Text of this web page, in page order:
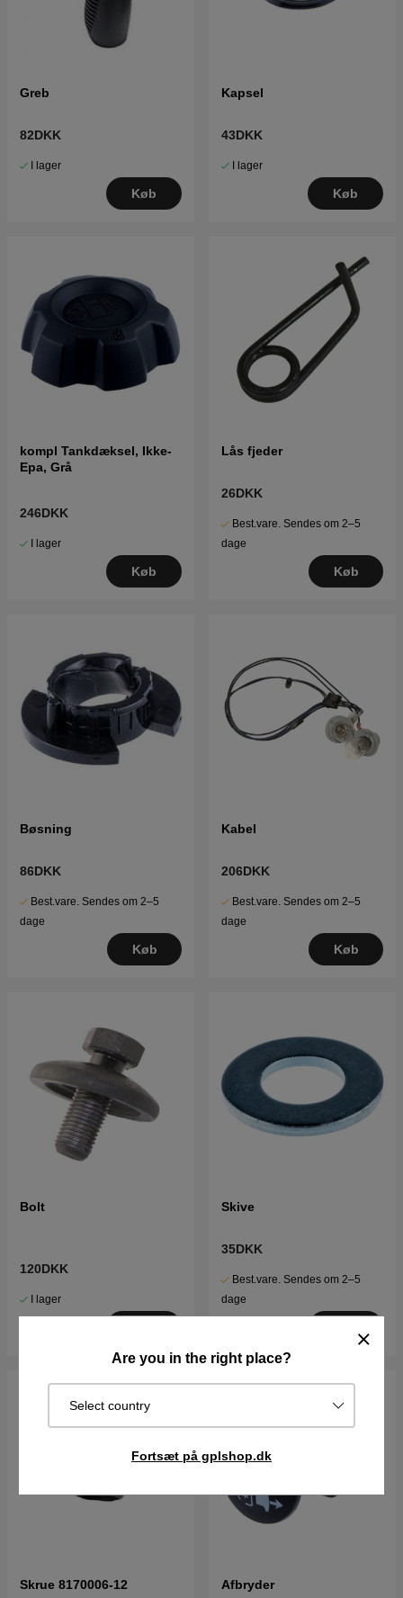
Are you in the right place?
Select country
Fortsæt på gplshop.dk
Greb
82DKK
I lager
Køb
Kapsel
43DKK
I lager
Køb
kompl Tankdæksel, Ikke-
Epa, Grå
246DKK
I lager
Køb
Lås fjeder
26DKK
Best.vare. Sendes om 2–5
dage
Køb
Bøsning
86DKK
Best.vare. Sendes om 2–5
dage
Køb
Kabel
206DKK
Best.vare. Sendes om 2–5
dage
Køb
Bolt
120DKK
I lager
Skive
35DKK
Best.vare. Sendes om 2–5
dage
Skrue 8170006-12 Afbryder